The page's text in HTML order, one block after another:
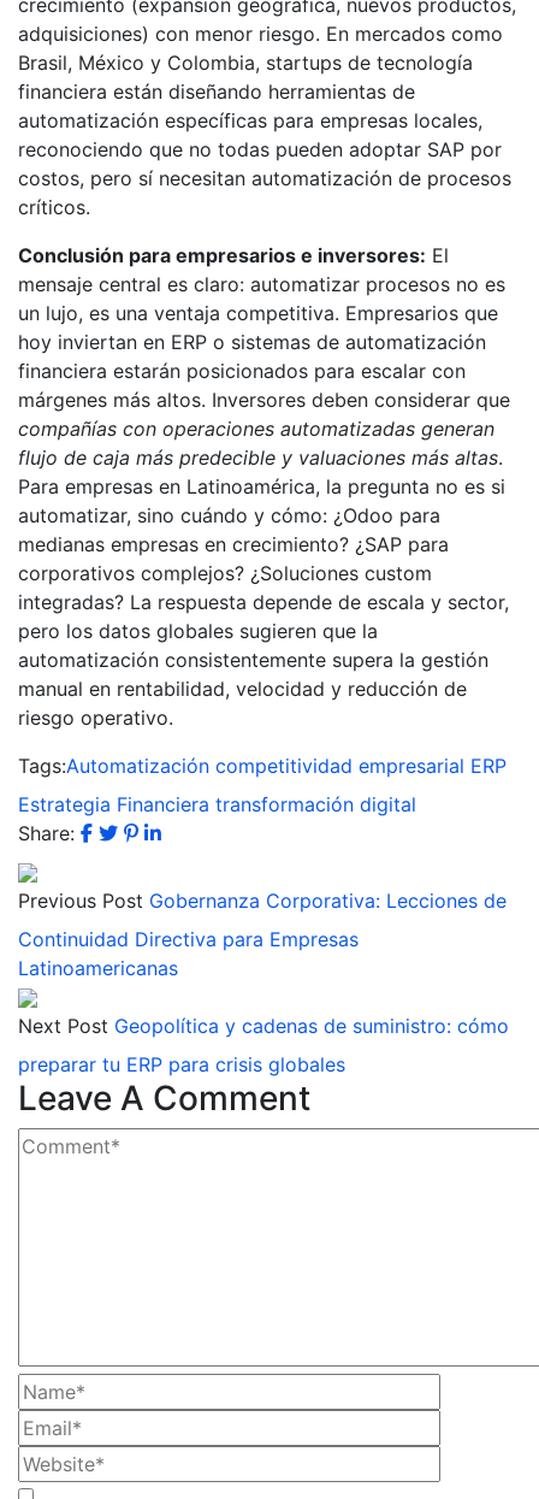
adquisiciones) con menor riesgo. En mercados como
Brasil, México y Colombia, startups de tecnología
financiera están diseñando herramientas de
automatización específicas para empresas locales,
reconociendo que no todas pueden adoptar SAP por
costos, pero sí necesitan automatización de procesos
críticos.
Conclusión para empresarios e inversores: El
mensaje central es claro: automatizar procesos no es
un lujo, es una ventaja competitiva. Empresarios que
hoy inviertan en ERP o sistemas de automatización
financiera estarán posicionados para escalar con
márgenes más altos. Inversores deben considerar que
compañías con operaciones automatizadas generan
flujo de caja más predecible y valuaciones más altas.
Para empresas en Latinoamérica, la pregunta no es si
automatizar, sino cuándo y cómo: ¿Odoo para
medianas empresas en crecimiento? ¿SAP para
corporativos complejos? ¿Soluciones custom
integradas? La respuesta depende de escala y sector,
pero los datos globales sugieren que la
automatización consistentemente supera la gestión
manual en rentabilidad, velocidad y reducción de
riesgo operativo.
Tags:Automatización competitividad empresarial ERP
Estrategia Financiera transformación digital
Share:
Previous Post Gobernanza Corporativa: Lecciones de
Continuidad Directiva para Empresas
Latinoamericanas
Next Post Geopolítica y cadenas de suministro: cómo
preparar tu ERP para crisis globales
Leave A Comment